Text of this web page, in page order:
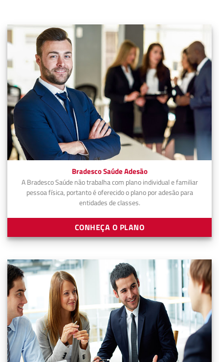
Bradesco Saúde Adesão
A Bradesco Saúde não trabalha com plano individual e familiar
pessoa física, portanto é oferecido o plano por adesão para
entidades de classes.
CONHEÇA O PLANO